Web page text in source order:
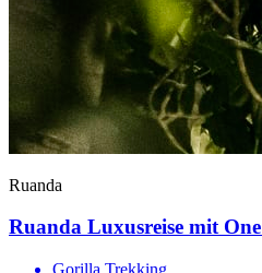
Ruanda
Ruanda Luxusreise mit
Gorilla Trekking